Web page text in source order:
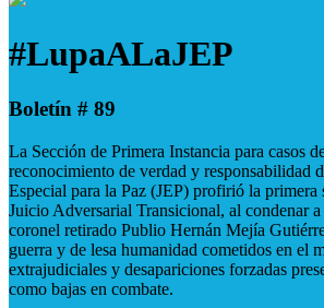
#LupaALaJEP
Boletín # 89
La Sección de Primera Instancia para casos
reconocimiento de verdad y responsabilidad
Especial para la Paz (JEP) profirió la primera
Juicio Adversarial Transicional, al condenar
coronel retirado Publio Hernán Mejía
guerra y de lesa humanidad cometidos en el
extrajudiciales y desapariciones forzadas
como bajas en combate.